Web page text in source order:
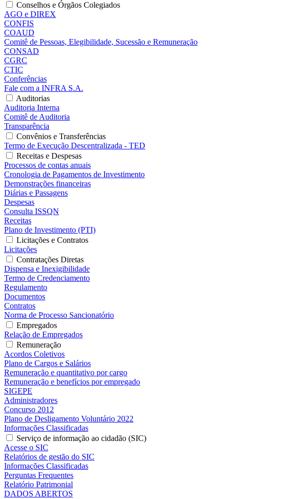
Conselhos e Órgãos Colegiados
AGO e DIREX
CONFIS
COAUD
Comitê de Pessoas, Elegibilidade, Sucessão e Remuneração
CONSAD
CGRC
CTIC
Conferências
Fale com a INFRA S.A.
Auditorias
Auditoria Interna
Comitê de Auditoria
Transparência
Convênios e Transferências
Termo de Execução Descentralizada - TED
Receitas e Despesas
Processos de contas anuais
Cronologia de Pagamentos de Investimento
Demonstrações financeiras
Diárias e Passagens
Despesas
Consulta ISSQN
Receitas
Plano de Investimento (PTI)
Licitações e Contratos
Licitações
Contratações Diretas
Dispensa e Inexigibilidade
Termo de Credenciamento
Regulamento
Documentos
Contratos
Norma de Processo Sancionatório
Empregados
Relação de Empregados
Remuneração
Acordos Coletivos
Plano de Cargos e Salários
Remuneração e quantitativo por cargo
Remuneração e benefícios por empregado
SIGEPE
Administradores
Concurso 2012
Plano de Desligamento Voluntário 2022
Informações Classificadas
Serviço de informação ao cidadão (SIC)
Acesse o SIC
Relatórios de gestão do SIC
Informações Classificadas
Perguntas Frequentes
Relatório Patrimonial
DADOS ABERTOS